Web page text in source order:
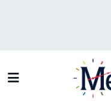
Bilim-Teknoloji
Trafik Durumu